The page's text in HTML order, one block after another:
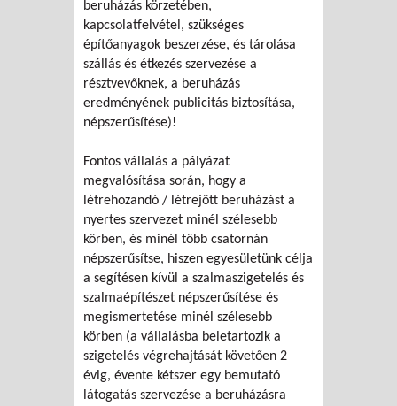
beruházás körzetében,
kapcsolatfelvétel, szükséges
építőanyagok beszerzése, és tárolása
szállás és étkezés szervezése a
résztvevőknek, a beruházás
eredményének publicitás biztosítása,
népszerűsítése)!
Fontos vállalás a pályázat
megvalósítása során, hogy a
létrehozandó / létrejött beruházást a
nyertes szervezet minél szélesebb
körben, és minél több csatornán
népszerűsítse, hiszen egyesületünk célja
a segítésen kívül a szalmaszigetelés és
szalmaépítészet népszerűsítése és
megismertetése minél szélesebb
körben (a vállalásba beletartozik a
szigetelés végrehajtását követően 2
évig, évente kétszer egy bemutató
látogatás szervezése a beruházásra